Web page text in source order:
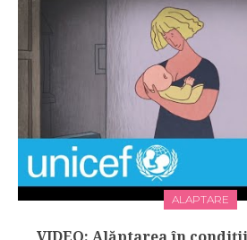
ALAPTARE